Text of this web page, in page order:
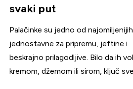
svaki put
Palačinke su jedno od
jednostavne za pripremu, jeftine i
beskrajno prilagodljive. Bilo da ih
kremom, džemom ili sirom, ključ